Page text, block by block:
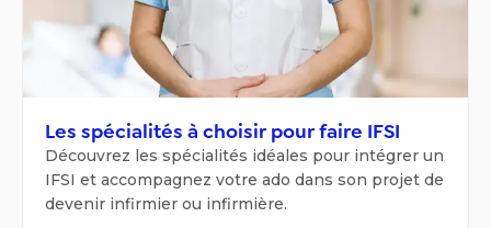
Les spécialités à choisir pour faire IFSI
Découvrez les spécialités idéales pour intégrer un
IFSI et accompagnez votre ado dans son projet de
devenir infirmier ou infirmière.